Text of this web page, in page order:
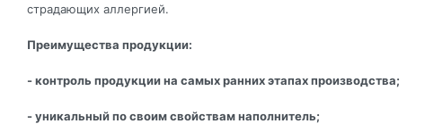
страдающих аллергией.
Преимущества продукции:
- контроль продукции на самых ранних этапах производства;
- уникальный по своим свойствам наполнитель;